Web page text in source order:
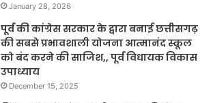
January 28, 2026
पूर्व की कांग्रेस सरकार के द्वारा बनाई छत्तीसगढ़
की सबसे प्रभावशाली योजना आत्मानंद स्कूल
को बंद करने की साजिश,, पूर्व विधायक विकास
उपाध्याय
December 15, 2025